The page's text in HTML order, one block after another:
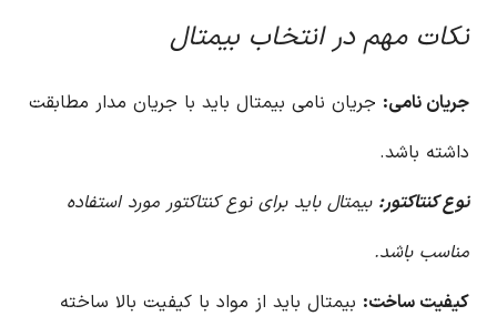
نکات مهم در انتخاب بیمتال
جریان نامی: جریان نامی بیمتال باید با جریان مدار مطابقت
داشته باشد.
نوع کنتاکتور: بیمتال باید برای نوع کنتاکتور مورد استفاده
مناسب باشد.
کیفیت ساخت: بیمتال باید از مواد با کیفیت بالا ساخته